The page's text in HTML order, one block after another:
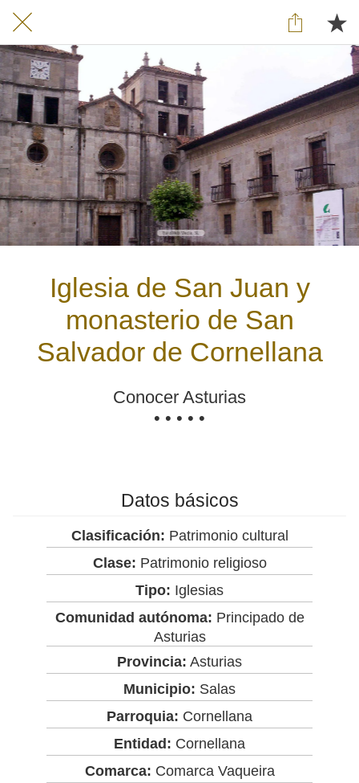
Iglesia de San Juan y
monasterio de San
Salvador de Cornellana
Conocer Asturias
• • • • •
Datos básicos
Clasificación: Patrimonio cultural
Clase: Patrimonio religioso
Tipo: Iglesias
Comunidad autónoma: Principado de
Asturias
Provincia: Asturias
Municipio: Salas
Parroquia: Cornellana
Entidad: Cornellana
Comarca: Comarca Vaqueira